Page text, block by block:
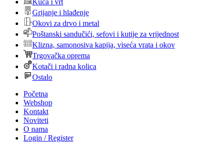
Kuća i vrt
Grijanje i hlađenje
Okovi za drvo i metal
Poštanski sandučići, sefovi i kutije za vrijednost
Klizna, samonosiva kapija, viseća vrata i okov
Trgovačka oprema
Kotači i radna kolica
Ostalo
Početna
Webshop
Kontakt
Noviteti
O nama
Login / Register